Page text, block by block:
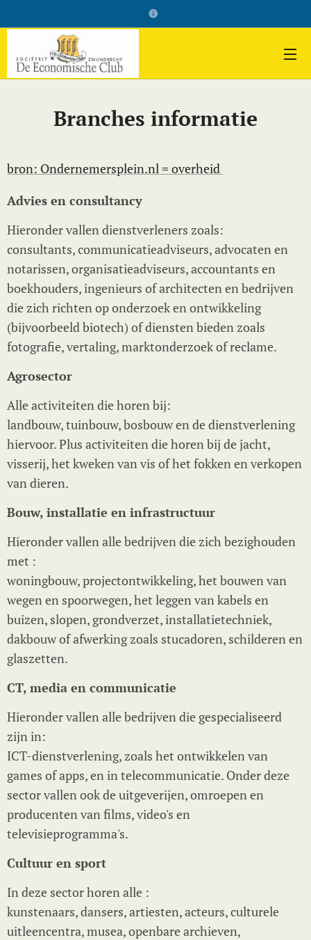
Branches informatie
bron: Ondernemersplein.nl = overheid
Advies en consultancy
Hieronder vallen dienstverleners zoals:
consultants, communicatieadviseurs, advocaten en
notarissen, organisatieadviseurs, accountants en
boekhouders, ingenieurs of architecten en bedrijven
die zich richten op onderzoek en ontwikkeling
(bijvoorbeeld biotech) of diensten bieden zoals
fotografie, vertaling, marktonderzoek of reclame.
Agrosector
Alle activiteiten die horen bij:
landbouw, tuinbouw, bosbouw en de dienstverlening
hiervoor. Plus activiteiten die horen bij de jacht,
visserij, het kweken van vis of het fokken en verkopen
van dieren.
Bouw, installatie en infrastructuur
Hieronder vallen alle bedrijven die zich bezighouden
met :
woningbouw, projectontwikkeling, het bouwen van
wegen en spoorwegen, het leggen van kabels en
buizen, slopen, grondverzet, installatietechniek,
dakbouw of afwerking zoals stucadoren, schilderen en
glaszetten.
CT, media en communicatie
Hieronder vallen alle bedrijven die gespecialiseerd
zijn in:
ICT-dienstverlening, zoals het ontwikkelen van
games of apps, en in telecommunicatie. Onder deze
sector vallen ook de uitgeverijen, omroepen en
producenten van films, video's en
televisieprogramma's.
Cultuur en sport
In deze sector horen alle :
kunstenaars, dansers, artiesten, acteurs, culturele
uitleencentra, musea, openbare archieven,